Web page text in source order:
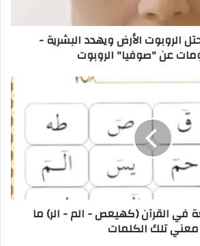
الروبوت الأرض ويهدد البشرية -
عن "صوفيا" الروبوت
في القرآن (كهيعص - الم - الر) ما
معني تلك الكلمات